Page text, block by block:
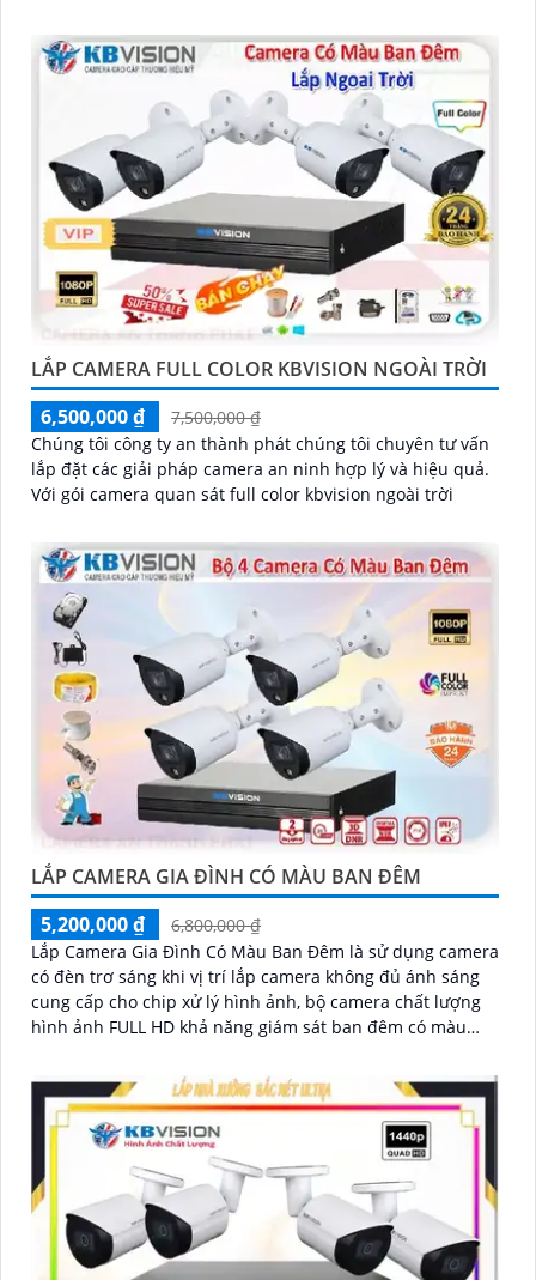
LẮP CAMERA FULL COLOR KBVISION NGOÀI TRỜI
6,500,000 ₫
7,500,000 ₫
Chúng tôi công ty an thành phát chúng tôi chuyên tư vấn
lắp đặt các giải pháp camera an ninh hợp lý và hiệu quả.
Với gói camera quan sát full color kbvision ngoài trời
LẮP CAMERA GIA ĐÌNH CÓ MÀU BAN ĐÊM
5,200,000 ₫
6,800,000 ₫
Lắp Camera Gia Đình Có Màu Ban Đêm là sử dụng camera
có đèn trơ sáng khi vị trí lắp camera không đủ ánh sáng
cung cấp cho chip xử lý hình ảnh, bộ camera chất lượng
hình ảnh FULL HD khả năng giám sát ban đêm có màu